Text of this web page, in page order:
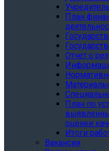
План
Отчет о
План по
оценки
Итоги
Вакансии